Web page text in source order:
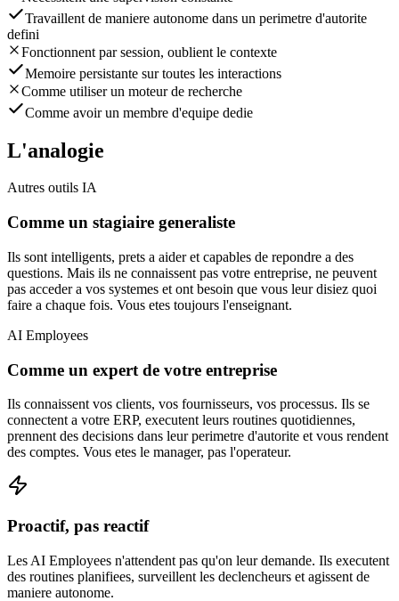
Travaillent de maniere autonome dans un perimetre d'autorite
defini
Fonctionnent par session, oublient le contexte
Memoire persistante sur toutes les interactions
Comme utiliser un moteur de recherche
Comme avoir un membre d'equipe dedie
L'analogie
Autres outils IA
Comme un stagiaire generaliste
Ils sont intelligents, prets a aider et capables de repondre a des
questions. Mais ils ne connaissent pas votre entreprise, ne peuvent
pas acceder a vos systemes et ont besoin que vous leur disiez quoi
faire a chaque fois. Vous etes toujours l'enseignant.
AI Employees
Comme un expert de votre entreprise
Ils connaissent vos clients, vos fournisseurs, vos processus. Ils se
connectent a votre ERP, executent leurs routines quotidiennes,
prennent des decisions dans leur perimetre d'autorite et vous rendent
des comptes. Vous etes le manager, pas l'operateur.
Proactif, pas reactif
Les AI Employees n'attendent pas qu'on leur demande. Ils executent
des routines planifiees, surveillent les declencheurs et agissent de
maniere autonome.